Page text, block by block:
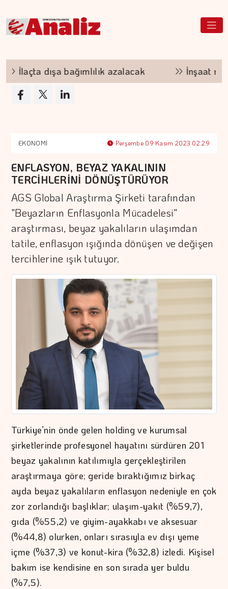
İlaçta dışa bağımlılık azalacak İnşaat
EKONOMİ Perşembe 09 Kasım 2023 02:29
ENFLASYON, BEYAZ YAKALININ
TERCİHLERİNİ DÖNÜŞTÜRÜYOR
AGS Global Araştırma Şirketi tarafından
"Beyazların Enflasyonla Mücadelesi"
araştırması, beyaz yakalıların ulaşımdan
tatile, enflasyon ışığında dönüşen ve değişen
tercihlerine ışık tutuyor.
Türkiye’nin önde gelen holding ve kurumsal
şirketlerinde profesyonel hayatını sürdüren 201
beyaz yakalının katılımıyla gerçekleştirilen
araştırmaya göre; geride bıraktığımız birkaç
ayda beyaz yakalıların enflasyon nedeniyle en çok
zor zorlandığı başlıklar; ulaşım-yakıt (%59,7),
gıda (%55,2) ve giyim-ayakkabı ve aksesuar
(%44,8) olurken, onları sırasıyla ev dışı yeme
içme (%37,3) ve konut-kira (%32,8) izledi. Kişisel
bakım ise kendisine en son sırada yer buldu
(%7,5).